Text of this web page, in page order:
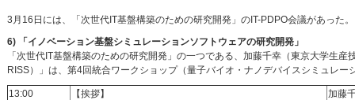
3月16日には、「次世代IT基盤構築のための研究開発」のIT-PDPO会議があった。
6) 「イノベーション基盤シミュレーションソフトウェアの研究開発」
「次世代IT基盤構築のための研究開発」の一つである、加藤千幸（東京大学生産
RISS）」は、第4回統合ワークショップ（量子バイオ・ナノデバイスシミュレ
13:00 【挨拶】 加藤